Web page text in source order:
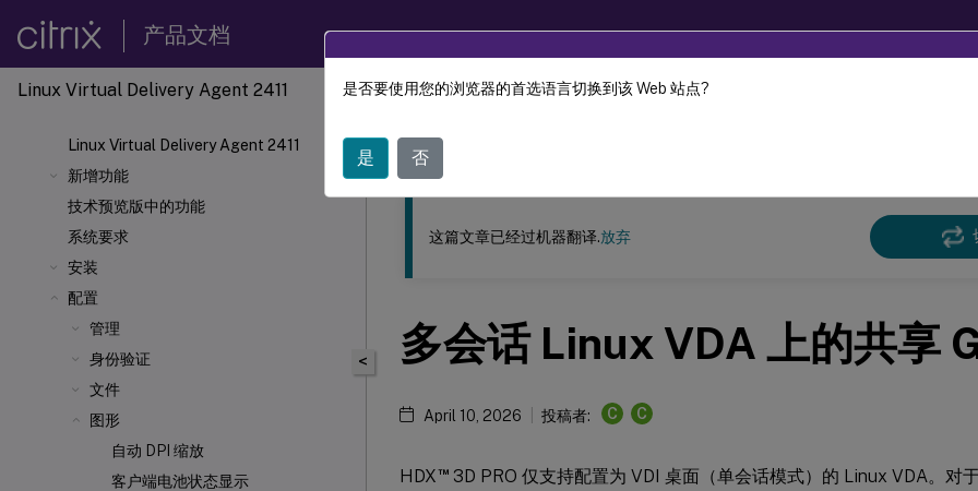
产品文档
Linux Virtual Delivery Agent 2411
Linux Virtual Delivery Agent 2411
新增功能
技术预览版中的功能
系统要求
安装
配置
管理
身份验证
文件
图形
自动 DPI 缩放
客户端电池状态显示
此内容已经过机器动态翻译。
<
这篇文章已经过机器翻译.放弃
多会话 Linux VDA 上的共享
April 10, 2026 投稿者: C C
HDX™3D PRO 仅支持配置为 VDI 桌面（单会话模式）的 Linux VDA。对
是否要使用您的浏览器的首选语言切换到该 Web 站点?
是 否